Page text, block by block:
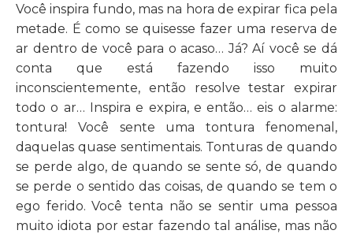
Você inspira fundo, mas na hora de expirar fica pela
metade. É como se quisesse fazer uma reserva de
ar dentro de você para o acaso… Já? Aí você se dá
conta que está fazendo isso muito
inconscientemente, então resolve testar expirar
todo o ar… Inspira e expira, e então… eis o alarme:
tontura! Você sente uma tontura fenomenal,
daquelas quase sentimentais. Tonturas de quando
se perde algo, de quando se sente só, de quando
se perde o sentido das coisas, de quando se tem o
ego ferido. Você tenta não se sentir uma pessoa
muito idiota por estar fazendo tal análise, mas não